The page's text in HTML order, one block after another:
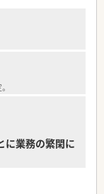
ており、55歳ま
相談が可能です。
底されており、全
い水準です。
るため、サービス
務いただけます。
に設定されている
生活が送れます。
に業務の繁閑に